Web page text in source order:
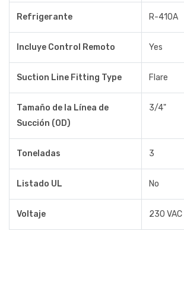
Refrigerante R-410A
Incluye Control Remoto Yes
Suction Line Fitting Type Flare
Tamaño de la Línea de
Succión (OD)
3/4"
Toneladas 3
Listado UL No
Voltaje 230 VAC